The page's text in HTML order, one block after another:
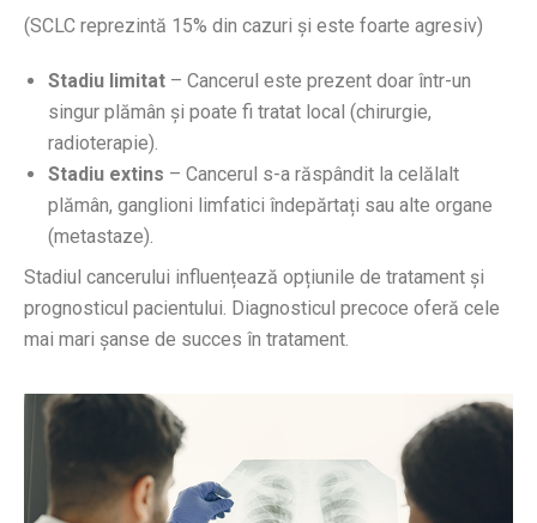
(SCLC reprezintă 15% din cazuri și este foarte agresiv)
Stadiu limitat – Cancerul este prezent doar într-un
singur plămân și poate fi tratat local (chirurgie,
radioterapie).
Stadiu extins – Cancerul s-a răspândit la celălalt
plămân, ganglioni limfatici îndepărtați sau alte organe
(metastaze).
Stadiul cancerului influențează opțiunile de tratament și
prognosticul pacientului. Diagnosticul precoce oferă cele
mai mari șanse de succes în tratament.